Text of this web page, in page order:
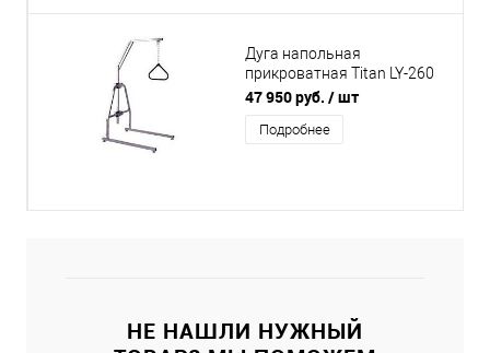
Дуга напольная
прикроватная Titan LY-260
«GANS» для подъема и
перемещения инвалидов
47 950 руб. / шт
Подробнее
НЕ НАШЛИ НУЖНЫЙ